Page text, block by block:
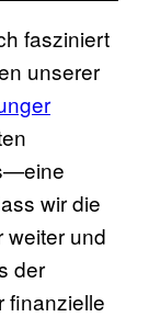
fasziniert
unserer
wir die
weiter und
der
finanzielle